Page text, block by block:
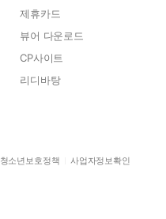
제휴카드
뷰어 다운로드
CP사이트
리디바탕
청소년보호정책 사업자정보확인